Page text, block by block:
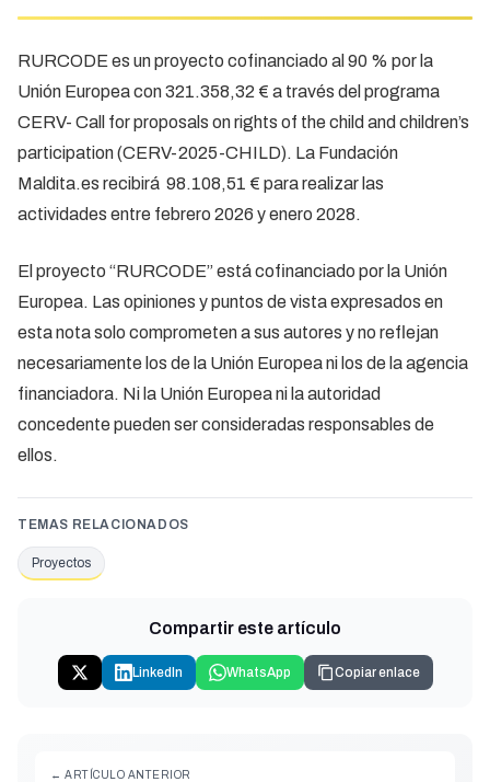
RURCODE es un proyecto cofinanciado al 90 % por la
Unión Europea con 321.358,32 € a través del programa
CERV- Call for proposals on rights of the child and children’s
participation (CERV-2025-CHILD). La Fundación
Maldita.es recibirá 98.108,51 € para realizar las
actividades entre febrero 2026 y enero 2028.
El proyecto “RURCODE” está cofinanciado por la Unión
Europea. Las opiniones y puntos de vista expresados en
esta nota solo comprometen a sus autores y no reflejan
necesariamente los de la Unión Europea ni los de la agencia
financiadora. Ni la Unión Europea ni la autoridad
concedente pueden ser consideradas responsables de
ellos.
TEMAS RELACIONADOS
Proyectos
Compartir este artículo
LinkedIn WhatsApp Copiar enlace
← ARTÍCULO ANTERIOR